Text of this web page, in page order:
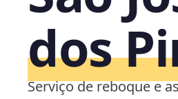
dos
Serviço de reboque e